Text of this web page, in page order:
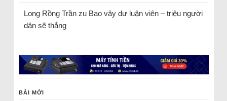
Long Rồng Trầnzu Bao vây dư luận viên – triệu người
dân sẽ thắng
BÀI MỚI